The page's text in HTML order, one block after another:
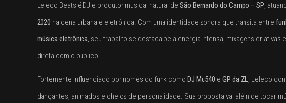
Leleco Beats é DJ e produtor musical natural de São Bernardo do Campo – SP ,
2020 na cena urbana e eletrônica. Com uma identidade sonora que transita entre
música eletrônica , seu trabalho se destaca pela energia intensa, mixagens criativas
direta com o público.
Fortemente influenciado por nomes do funk como DJ Mu540 e GP da ZL, Leleco
dançantes, animados e cheios de personalidade. Sua proposta vai além de tocar